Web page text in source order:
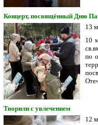
Концерт, посвящённый Дню
13
10
по
Творили с увлечением
12